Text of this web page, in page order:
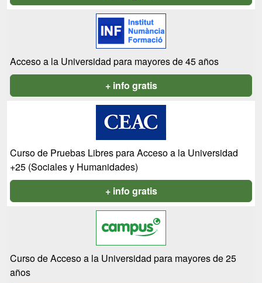
Acceso a la Universidad para mayores de 45 años
+ info gratis
Curso de Pruebas Libres para Acceso a la Universidad
+25 (Sociales y Humanidades)
+ info gratis
Curso de Acceso a la Universidad para mayores de 25
años